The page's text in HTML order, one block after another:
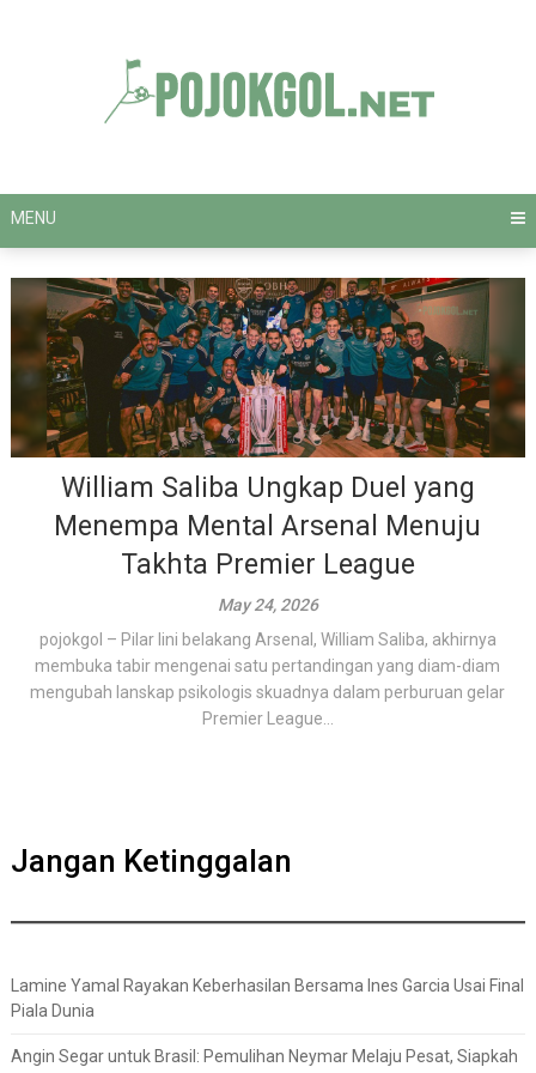
MENU
William Saliba Ungkap Duel yang
Menempa Mental Arsenal Menuju
Takhta Premier League
May 24, 2026
pojokgol – Pilar lini belakang Arsenal, William Saliba, akhirnya
membuka tabir mengenai satu pertandingan yang diam-diam
mengubah lanskap psikologis skuadnya dalam perburuan gelar
Premier League...
Jangan Ketinggalan
Lamine Yamal Rayakan Keberhasilan Bersama Ines Garcia Usai Final
Piala Dunia
Angin Segar untuk Brasil: Pemulihan Neymar Melaju Pesat, Siapkah